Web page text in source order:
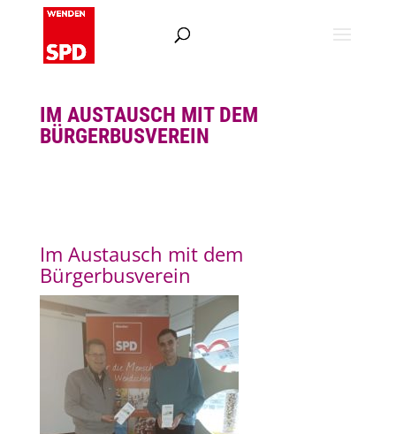
IM AUSTAUSCH MIT DEM
BÜRGERBUSVEREIN
Im Austausch mit dem
Bürgerbusverein